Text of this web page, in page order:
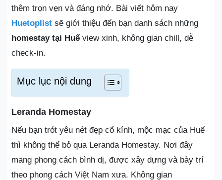
thêm trọn vẹn và đáng nhớ. Bài viết hôm nay
Huetoplist sẽ giới thiệu đến bạn danh sách những
homestay tại Huếview xinh, không gian chill, dễ
check-in.
Mục lục nội dung
Leranda Homestay
Nếu bạn trót yêu nét đẹp cổ kính, mộc mạc của Huế
thì không thể bỏ qua Leranda Homestay. Nơi đây
mang phong cách bình dị, được xây dựng và bày trí
theo phong cách Việt Nam xưa. Không gian